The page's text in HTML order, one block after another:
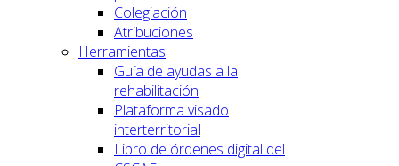
Colegiación
Atribuciones
Herramientas
Guía de ayudas a la
rehabilitación
Plataforma visado
interterritorial
Libro de órdenes digital del